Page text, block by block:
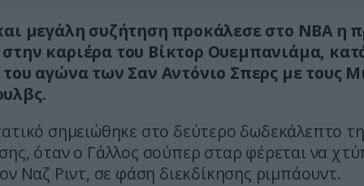
μεγάλη συζήτηση προκάλεσε στο NBA η
καριέρα του Βίκτορ Ουεμπανιάμα,
του αγώνα των Σαν Αντόνιο Σπερς με τους
σημειώθηκε στο δεύτερο δωδεκάλεπτο
όταν ο Γάλλος σούπερ σταρ φέρεται να
Ναζ Ριντ, σε φάση διεκδίκησης ριμπάουντ.